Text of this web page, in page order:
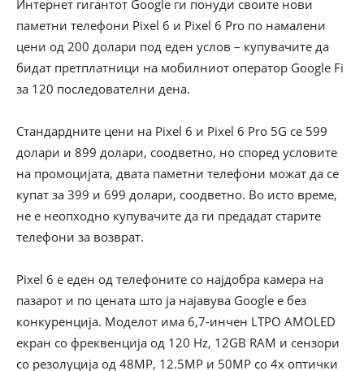
Интернет гигантот Google ги понуди своите нови
паметни телефони Pixel 6 и Pixel 6 Pro по намалени
цени од 200 долари под еден услов – купувачите да
бидат претплатници на мобилниот оператор Google Fi
за 120 последователни дена.
Стандардните цени на Pixel 6 и Pixel 6 Pro 5G се 599
долари и 899 долари, соодветно, но според условите
на промоцијата, двата паметни телефони можат да се
купат за 399 и 699 долари, соодветно. Во исто време,
не е неопходно купувачите да ги предадат старите
телефони за возврат.
Pixel 6 е еден од телефоните со најдобра камера на
пазарот и по цената што ја најавува Google е без
конкуренција. Моделот има 6,7-инчен LTPO AMOLED
екран со фреквенција од 120 Hz, 12GB RAM и сензори
со резолуција од 48MP, 12.5MP и 50MP со 4x оптички